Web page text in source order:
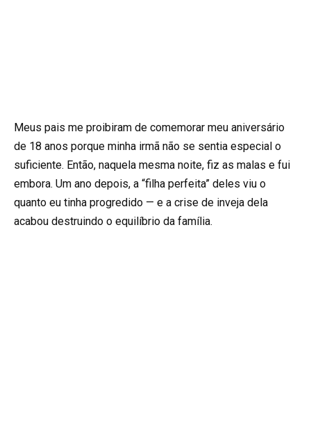
Meus pais me proibiram de comemorar meu aniversário
de 18 anos porque minha irmã não se sentia especial o
suficiente. Então, naquela mesma noite, fiz as malas e fui
embora. Um ano depois, a “filha perfeita” deles viu o
quanto eu tinha progredido — e a crise de inveja dela
acabou destruindo o equilíbrio da família.